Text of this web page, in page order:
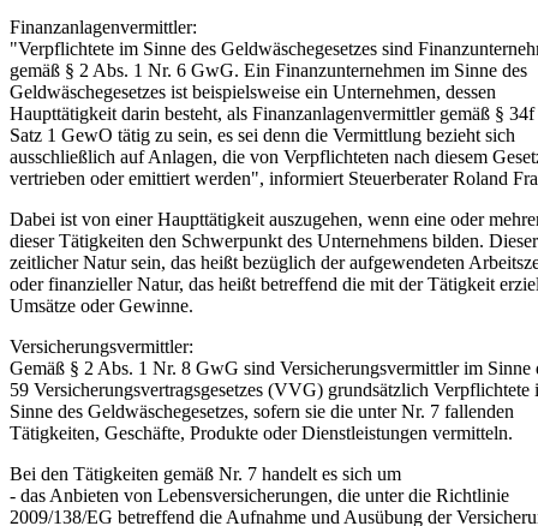
Finanzanlagenvermittler:
"Verpflichtete im Sinne des Geldwäschegesetzes sind
gemäß § 2 Abs. 1 Nr. 6 GwG. Ein Finanzunternehmen im Sinne des
Geldwäschegesetzes ist beispielsweise ein Unternehmen, dessen
Haupttätigkeit darin besteht, als Finanzanlagenvermittler gemäß §
Satz 1 GewO tätig zu sein, es sei denn die Vermittlung bezieht sich
ausschließlich auf Anlagen, die von Verpflichteten nach diesem
vertrieben oder emittiert werden", informiert Steuerberater Roland
Dabei ist von einer Haupttätigkeit auszugehen, wenn eine oder
dieser Tätigkeiten den Schwerpunkt des Unternehmens bilden.
zeitlicher Natur sein, das heißt bezüglich der aufgewendeten
oder finanzieller Natur, das heißt betreffend die mit der Tätigkeit
Umsätze oder Gewinne.
Versicherungsvermittler:
Gemäß § 2 Abs. 1 Nr. 8 GwG sind Versicherungsvermittler im Sinne
59 Versicherungsvertragsgesetzes (VVG) grundsätzlich Verpflichtete
Sinne des Geldwäschegesetzes, sofern sie die unter Nr. 7 fallenden
Tätigkeiten, Geschäfte, Produkte oder Dienstleistungen vermitteln.
Bei den Tätigkeiten gemäß Nr. 7 handelt es sich um
- das Anbieten von Lebensversicherungen, die unter die Richtlinie
2009/138/EG betreffend die Aufnahme und Ausübung der